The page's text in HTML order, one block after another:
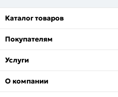
Каталог товаров
Покупателям
Услуги
О компании